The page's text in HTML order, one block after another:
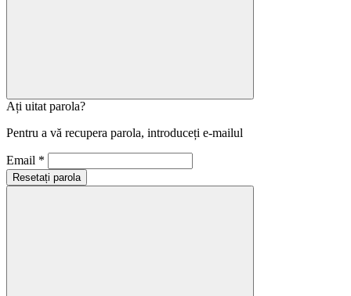
Ați uitat parola?
Pentru a vă recupera parola, introduceți e-mailul
Email *
Resetați parola